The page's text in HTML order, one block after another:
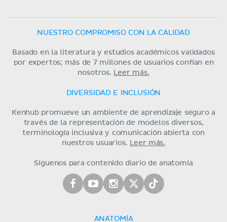
NUESTRO COMPROMISO CON LA CALIDAD
Basado en la literatura y estudios académicos validados
por expertos; más de 7 millones de usuarios confían en
nosotros.
Leer más.
DIVERSIDAD E INCLUSIÓN
Kenhub promueve un ambiente de aprendizaje seguro a
través de la representación de modelos diversos,
terminología inclusiva y comunicación abierta con
nuestros usuarios.
Leer más.
Síguenos para contenido diario de anatomía
ANATOMÍA